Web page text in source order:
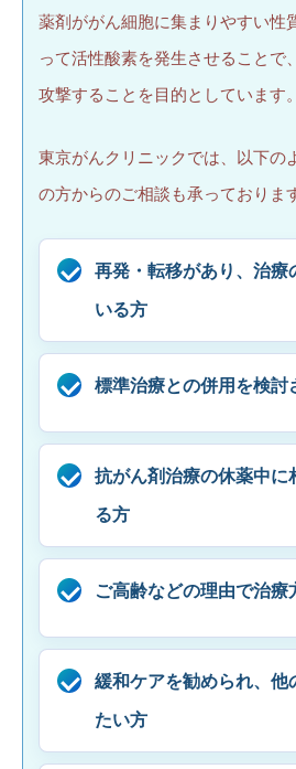
薬剤ががん細胞に集まりやすい性
って活性酸素を発生させることで
攻撃することを目的としています。
東京がんクリニックでは、以下の
の方からのご相談も承っておりま
再発・転移があり、治療
いる方
標準治療との併用を検討
抗がん剤治療の休薬中に
る方
ご高齢などの理由で治療
緩和ケアを勧められ、他
たい方